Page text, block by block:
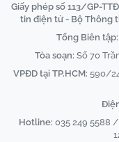
Giấy phép số 113/GP-
tin điện tử - Bộ Thông
Tổng Biên tập:
Tòa soạn: Số 70
VPĐD tại TP.HCM: 590/
Hotline: 035 249 5588 /